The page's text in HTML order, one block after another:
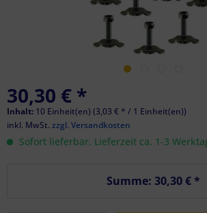
30,30 € *
Inhalt: 10 Einheit(en) (3,03 € * / 1 Einheit(en))
inkl. MwSt. zzgl. Versandkosten
Sofort lieferbar, Lieferzeit ca. 1-3
Summe: 30,30 €*